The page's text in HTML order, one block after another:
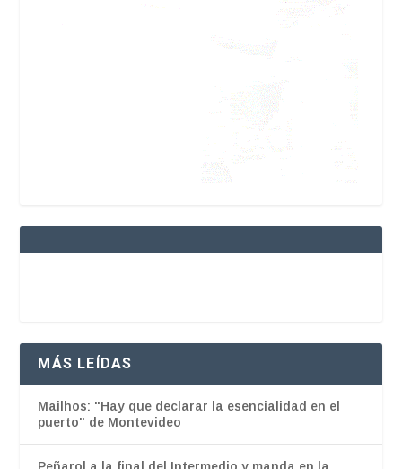
MÁS LEÍDAS
Mailhos: "Hay que declarar la esencialidad en el
puerto" de Montevideo
Peñarol a la final del Intermedio y manda en la